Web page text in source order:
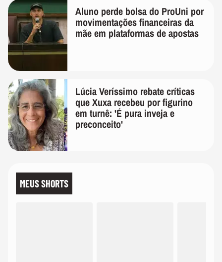
Aluno perde bolsa do ProUni por
movimentações financeiras da
mãe em plataformas de apostas
Lúcia Veríssimo rebate críticas
que Xuxa recebeu por figurino
em turnê: 'É pura inveja e
preconceito'
MEUS SHORTS